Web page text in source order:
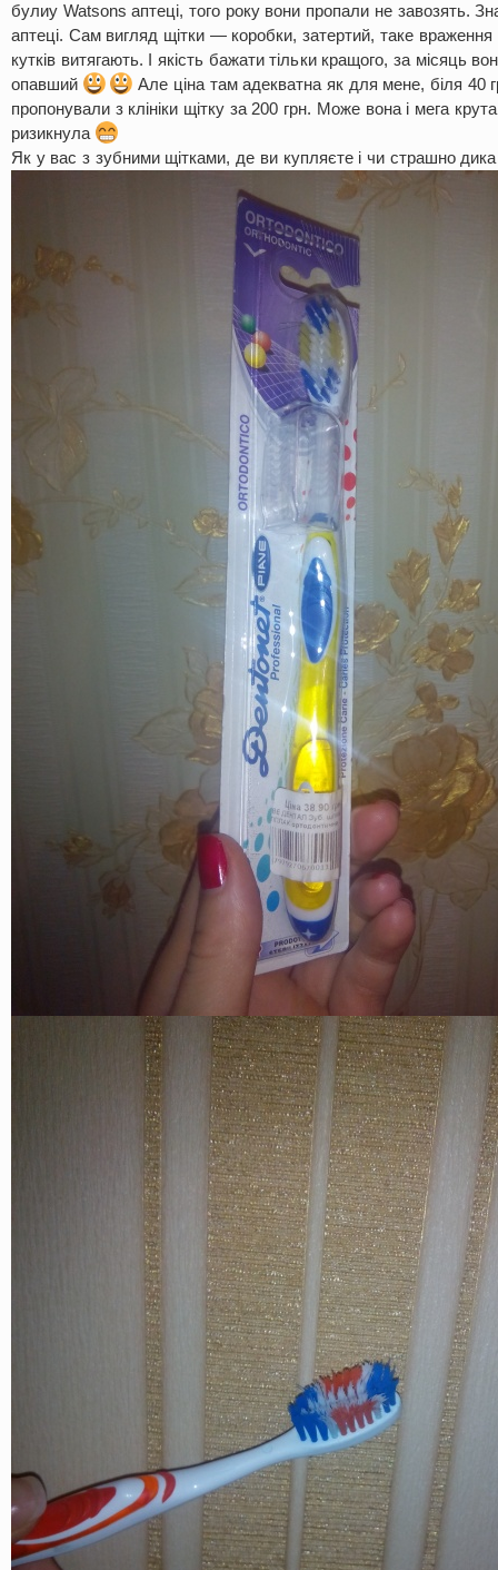
булиу Watsons аптеці, того року вони пропали не завозять.
аптеці. Сам вигляд щітки — коробки, затертий, таке враження
кутків витягають. І якість бажати тільки кращого, за місяць
опавший
Але ціна там адекватна як для мене, біля 40
пропонували з клініки щітку за 200 грн. Може вона і мега
ризикнула
Як у вас з зубними щітками, де ви купляєте і чи страшно